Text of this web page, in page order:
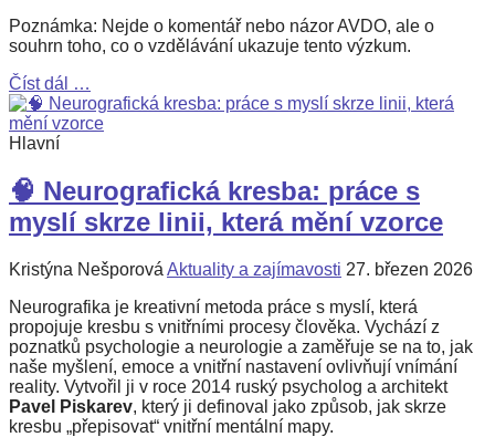
Poznámka: Nejde o komentář nebo názor AVDO, ale o
souhrn toho, co o vzdělávání ukazuje tento výzkum.
Číst dál …
Hlavní
🧠 Neurografická kresba: práce s
myslí skrze linii, která mění vzorce
Kristýna Nešporová Aktuality a zajímavosti 27. březen 2026
Neurografika je kreativní metoda práce s myslí, která
propojuje kresbu s vnitřními procesy člověka. Vychází z
poznatků psychologie a neurologie a zaměřuje se na to, jak
naše myšlení, emoce a vnitřní nastavení ovlivňují vnímání
reality. Vytvořil ji v roce 2014 ruský psycholog a architekt
Pavel Piskarev, který ji definoval jako způsob, jak skrze
kresbu „přepisovat“ vnitřní mentální mapy.